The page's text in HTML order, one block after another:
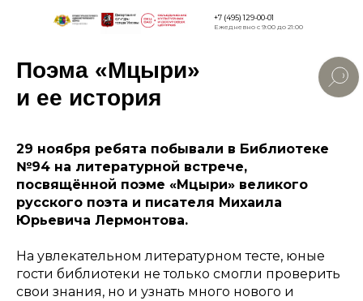
Версия для
+7 (495) 129-00-01
Ежедневно с 9:00 до 21:00
Поэма «Мцыри»
и ее история
29 ноября ребята побывали в Библиотеке
№94 на литературной встрече,
посвящённой поэме «Мцыри» великого
русского поэта и писателя Михаила
Юрьевича Лермонтова.
На увлекательном литературном тесте, юные
гости библиотеки не только смогли проверить
свои знания, но и узнать много нового и